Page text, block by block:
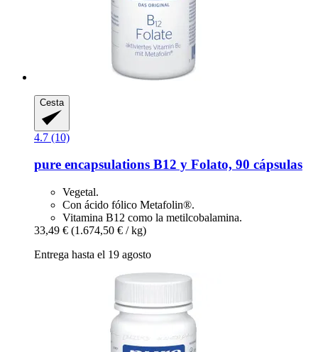
Cesta
4.7 (10)
pure encapsulations B12 y Folato, 90 cápsulas
Vegetal.
Con ácido fólico Metafolin®.
Vitamina B12 como la metilcobalamina.
33,49 € (1.674,50 € / kg)
Entrega hasta el 19 agosto